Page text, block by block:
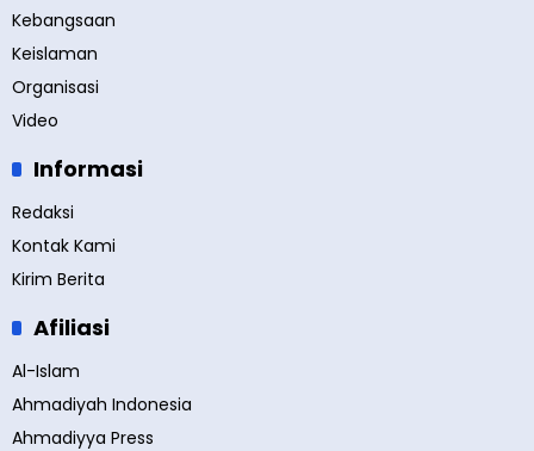
Kebangsaan
Keislaman
Organisasi
Video
Informasi
Redaksi
Kontak Kami
Kirim Berita
Afiliasi
Al-Islam
Ahmadiyah Indonesia
Ahmadiyya Press